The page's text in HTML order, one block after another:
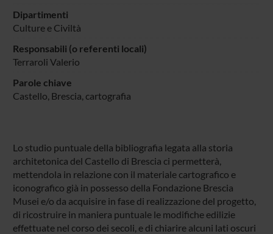
Dipartimenti
Culture e Civiltà
Responsabili (o referenti locali)
Terraroli Valerio
Parole chiave
Castello, Brescia, cartografia
Lo studio puntuale della bibliografia legata alla storia
architetonica del Castello di Brescia ci permetterà,
mettendola in relazione con il materiale cartografico e
iconografico già in possesso della Fondazione Brescia
Musei e/o da acquisire in fase di realizzazione del progetto,
di ricostruire in maniera puntuale le modifiche edilizie
effettuate nel corso dei secoli, e di chiarire alcuni lati oscuri